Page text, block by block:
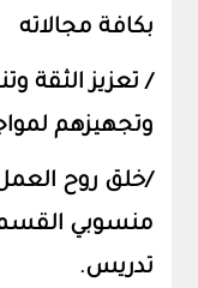
بكافة مجالاته
/ تعزيز الثقة
وتجهيزهم
/خلق روح
منسوبي
تدريس.